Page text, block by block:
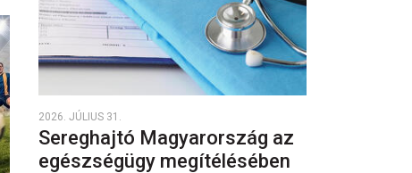
2026. JÚLIUS 31.
Sereghajtó Magyarország az
egészségügy megítélésében